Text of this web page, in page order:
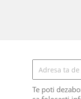
Te poti